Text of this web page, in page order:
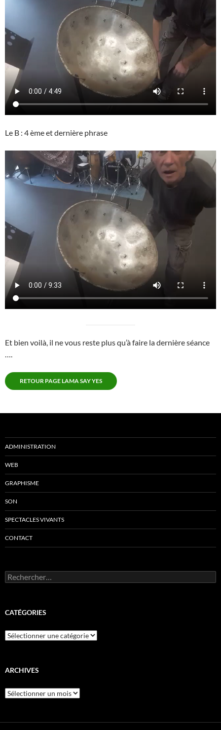
Le B : 4 ème et dernière phrase
Et bien voilà, il ne vous reste plus qu’à faire la dernière séance
….
RETOUR PAGE LAMA SAY YES
ADMINISTRATION
WEB
GRAPHISME
SON
SPECTACLES VIVANTS
CONTACT
Rechercher :
CATÉGORIES
Catégories
ARCHIVES
Archives